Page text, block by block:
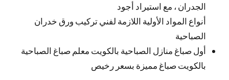
الجدران ، مع استيراد أجود
أنواع المواد الأولية اللازمة لفني تركيب ورق خدران
الصباحية
أول صباغ منازل الصباحية بالكويت معلم صباغ الصباحية
بالكويت صباغ مميزة بسعر رخيص